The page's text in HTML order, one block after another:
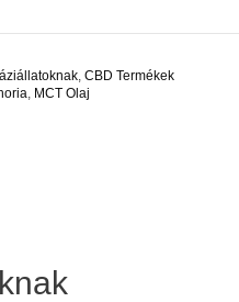
CBD Termékek
MCT Olaj